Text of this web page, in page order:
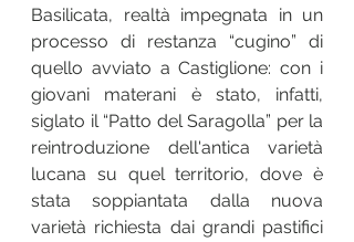
Basilicata, realtà impegnata in un
processo di restanza “cugino” di
quello avviato a Castiglione: con i
giovani materani è stato, infatti,
siglato il “Patto del Saragolla” per la
reintroduzione dell'antica varietà
lucana su quel territorio, dove è
stata soppiantata dalla nuova
varietà richiesta dai grandi pastifici